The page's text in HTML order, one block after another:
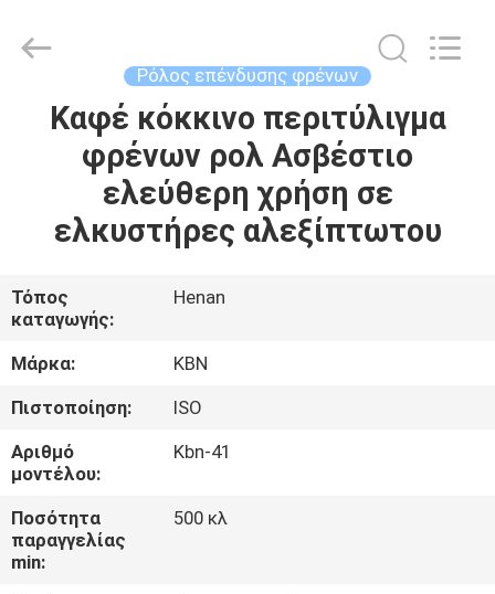
ΣΠΊΤΙ
ΠΡΟΪΌΝΤΑ
ΕΜΕΊΣ
ΓΎΡΟΣ
ΕΡΓΟΣΤΑΣΊΩΝ
ΠΟΙΟΤΙΚΌΣ
ΈΛΕΓΧΟΣ
Ρόλος επένδυσης φρένων
Καφέ κόκκινο περιτύλιγμα
φρένων ρολ Ασβέστιο
ελεύθερη χρήση σε
ελκυστήρες αλεξίπτωτου
Τόπος
καταγωγής:
Henan
Μάρκα:
KBN
Πιστοποίηση:
ISO
Αριθμό
μοντέλου:
Kbn-41
Ποσότητα
παραγγελίας
min:
500 κλ